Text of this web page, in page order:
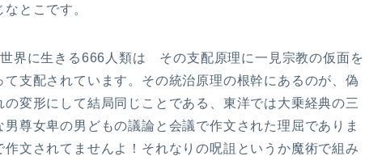
とこです。
界に生きる666人類は その支配原理に一見宗教の仮面を
支配されています。その統治原理の根幹にあるのが、偽
変形にして結局同じことである、東洋では大乗経典の三
尊女卑の男どもの議論と会議で作文された理屈でありま
文されてませんよ！それなりの呪詛というか魔術で組み